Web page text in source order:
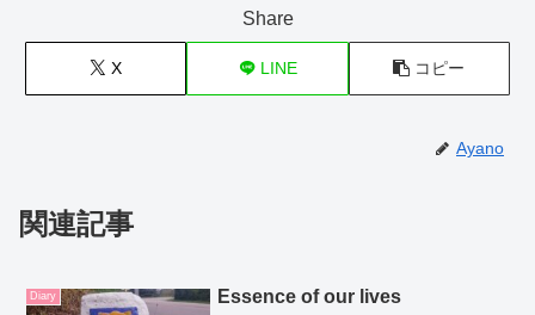
Share
X LINE コピー
Ayano
関連記事
Diary Essence of our lives